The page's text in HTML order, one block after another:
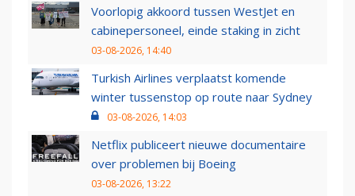
Voorlopig akkoord tussen WestJet en
cabinepersoneel, einde staking in zicht
03-08-2026, 14:40
Turkish Airlines verplaatst komende
winter tussenstop op route naar Sydney
03-08-2026, 14:03
Netflix publiceert nieuwe documentaire
over problemen bij Boeing
03-08-2026, 13:22